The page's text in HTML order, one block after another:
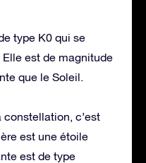
type K0 qui se
est de magnitude
que le Soleil.
c’est
est une étoile
est de type